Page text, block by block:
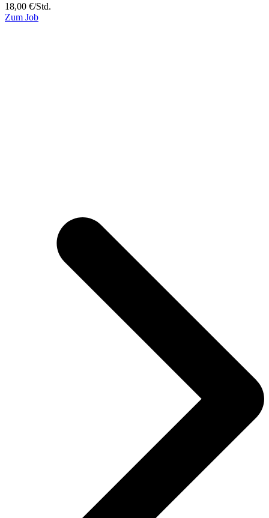
18,00 €/Std.
Zum Job